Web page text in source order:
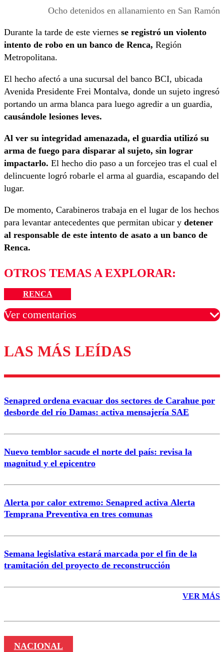
Ocho detenidos en allanamiento en San Ramón
Durante la tarde de este viernes se registró un violento
intento de robo en un banco de Renca, Región
Metropolitana.
El hecho afectó a una sucursal del banco BCI, ubicada
Avenida Presidente Frei Montalva, donde un sujeto ingresó
portando un arma blanca para luego agredir a un guardia,
causándole lesiones leves.
Al ver su integridad amenazada, el guardia utilizó su
arma de fuego para disparar al sujeto, sin lograr
impactarlo. El hecho dio paso a un forcejeo tras el cual el
delincuente logró robarle el arma al guardia, escapando del
lugar.
De momento, Carabineros trabaja en el lugar de los hechos
para levantar antecedentes que permitan ubicar y detener
al responsable de este intento de asato a un banco de
Renca.
OTROS TEMAS A EXPLORAR:
RENCA
Ver comentarios
Los comentarios son moderados para garantizar un
diálogo respetuoso.
Correo
LAS MÁS LEÍDAS
Senapred ordena evacuar dos sectores de Carahue por
desborde del río Damas: activa mensajería SAE
Nuevo temblor sacude el norte del país: revisa la
magnitud y el epicentro
Alerta por calor extremo: Senapred activa Alerta
Temprana Preventiva en tres comunas
Semana legislativa estará marcada por el fin de la
tramitación del proyecto de reconstrucción
VER MÁS
NACIONAL